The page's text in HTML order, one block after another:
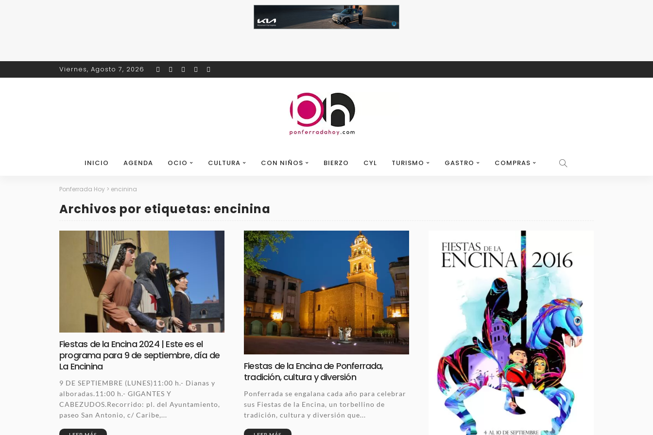
Viernes, Agosto 7, 2026
INICIO AGENDA OCIO CULTURA CON NIÑOS BIERZO CYL TURISMO GASTRO COMPRAS
Ponferrada Hoy > encinina
Archivos por etiquetas: encinina
Fiestas de la Encina 2024 | Este es el
programa para 9 de septiembre, día de
La Encinina
9 DE SEPTIEMBRE (LUNES)11:00 h.- Dianas y
alboradas.11:00 h.- GIGANTES Y
CABEZUDOS.Recorrido: pl. del Ayuntamiento,
paseo San Antonio, c/ Caribe,...
Fiestas de la Encina de Ponferrada,
tradición, cultura y diversión
Ponferrada se engalana cada año para celebrar
sus Fiestas de la Encina, un torbellino de
tradición, cultura y diversión que...